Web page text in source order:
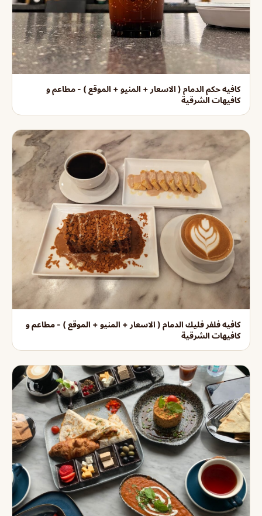
كافيه حكم الدمام ( الاسعار + المنيو + الموقع ) - مطاعم و
كافيهات الشرقية
كافيه فلفر فليك الدمام ( الاسعار + المنيو + الموقع ) - مطاعم و
كافيهات الشرقية